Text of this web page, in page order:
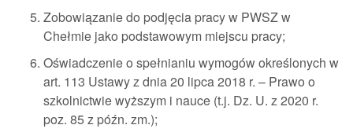
Zobowiązanie do podjęcia pracy w PWSZ w
Chełmie jako podstawowym miejscu pracy;
Oświadczenie o spełnianiu wymogów określonych w
art. 113 Ustawy z dnia 20 lipca 2018 r. – Prawo o
szkolnictwie wyższym i nauce (t.j. Dz. U. z 2020 r.
poz. 85 z późn. zm.);